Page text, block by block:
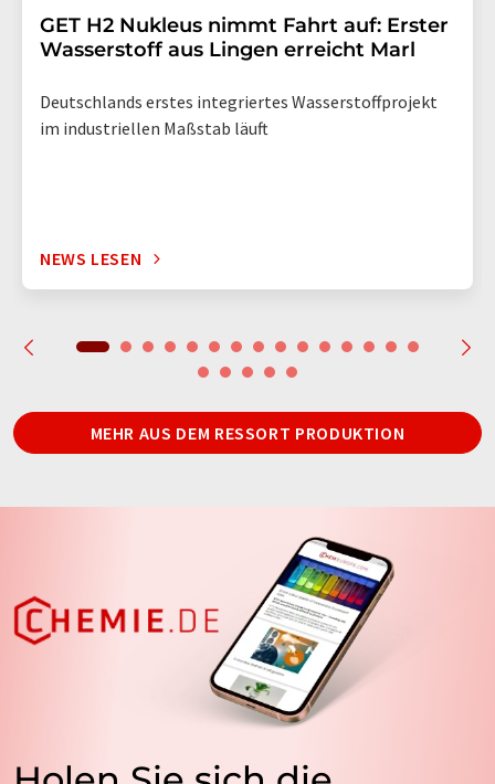
GET H2 Nukleus nimmt Fahrt auf: Erster
Wasserstoff aus Lingen erreicht Marl
Deutschlands erstes integriertes Wasserstoffprojekt
im industriellen Maßstab läuft
NEWS LESEN
MEHR AUS DEM RESSORT PRODUKTION